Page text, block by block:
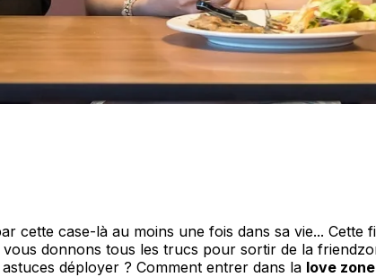
cette case-là au moins une fois dans sa vie...
donnons tous les trucs pour sortir de la
déployer ? Comment entrer dans la love zone